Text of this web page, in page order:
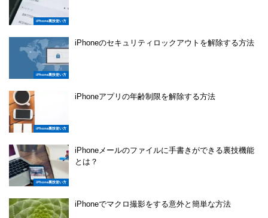
iPhone裏技使い方
iPhone裏技使い方
iPhoneのセキュリティロックアウトを解除する方法
iPhone裏技使い方
iPhoneアプリの年齢制限を解除する方法
iPhone裏技使い方
iPhoneメールのファイルに手書きができる裏技機能
とは？
iPhoneでマクロ撮影をする意外と簡単な方法